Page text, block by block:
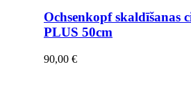
Ochsenkopf skaldīšanas
PLUS 50cm
90,00 €